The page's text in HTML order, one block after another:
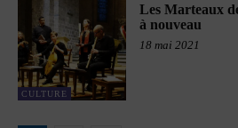
CULTURE
Les Marteaux
à nouveau
18 mai 2021